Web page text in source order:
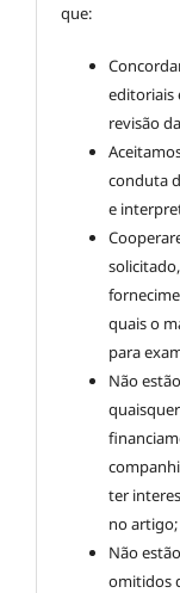
que:
editoriais
revisão
conduta
e
quais o
para
Não
ter
no artigo;
Não
omitidos